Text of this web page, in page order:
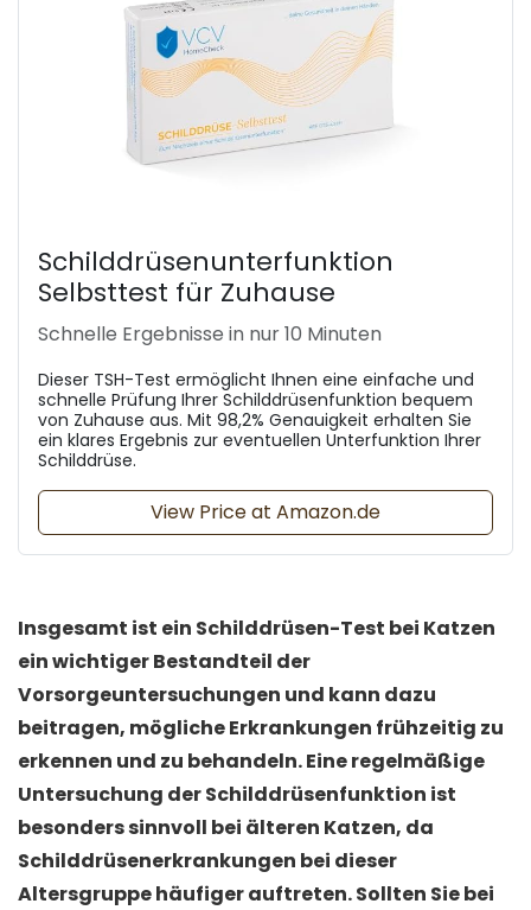
Schilddrüsenunterfunktion
Selbsttest für Zuhause
Schnelle Ergebnisse in nur 10 Minuten
Dieser TSH-Test ermöglicht Ihnen eine einfache und
schnelle Prüfung Ihrer Schilddrüsenfunktion bequem
von Zuhause aus. Mit 98,2% Genauigkeit erhalten Sie
ein klares Ergebnis zur eventuellen Unterfunktion Ihrer
Schilddrüse.
View Price at Amazon.de
Insgesamt ist ein Schilddrüsen-Test bei Katzen
ein wichtiger Bestandteil der
Vorsorgeuntersuchungen und kann dazu
beitragen, mögliche Erkrankungen frühzeitig zu
erkennen und zu behandeln. Eine regelmäßige
Untersuchung der Schilddrüsenfunktion ist
besonders sinnvoll bei älteren Katzen, da
Schilddrüsenerkrankungen bei dieser
Altersgruppe häufiger auftreten. Sollten Sie bei